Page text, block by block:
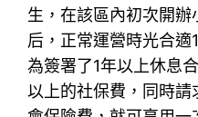
生，在該區內初次開辦
后，正常運營時光合適
為簽署了1年以上休息
以上的社保費，同時